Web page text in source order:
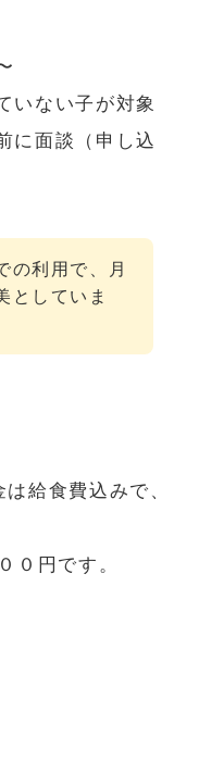
いない子が対象
に面談（申し込
の利用で、月
としていま
給食費込みで、
０円です。